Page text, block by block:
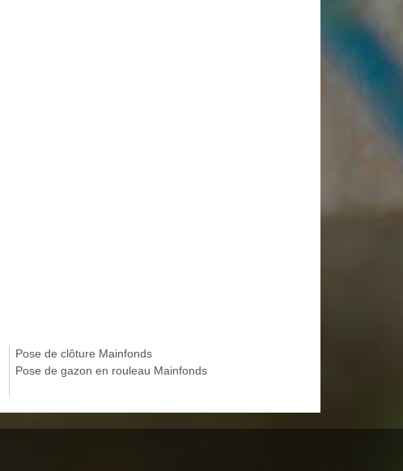
Pose de clôture Mainfonds
Pose de gazon en rouleau Mainfonds